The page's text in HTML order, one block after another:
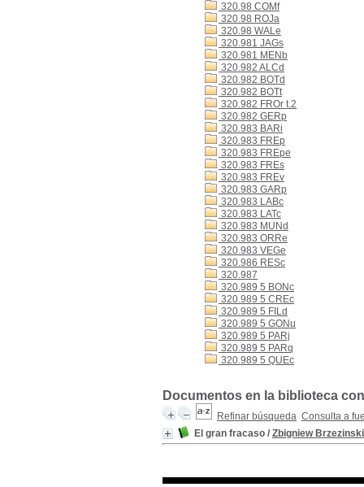
320.98 COMf
320.98 ROJa
320.98 WALe
320.981 JAGs
320.981 MENb
320.982 ALCd
320.982 BOTd
320.982 BOTt
320.982 FROr t.2
320.982 GERp
320.983 BARi
320.983 FREp
320.983 FREpe
320.983 FREs
320.983 FREv
320.983 GARp
320.983 LABc
320.983 LATc
320.983 MUNd
320.983 ORRe
320.983 VEGe
320.986 RESc
320.987
320.989 5 BONc
320.989 5 CREc
320.989 5 FILd
320.989 5 GONu
320.989 5 PARj
320.989 5 PARq
320.989 5 QUEc
Documentos en la biblioteca
Refinar búsqueda Consulta a
El gran fracaso / Zbigniew Brzezinski